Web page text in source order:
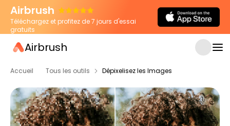
Airbrush
Téléchargez et profitez de 7 jours d'essai
gratuits
Airbrush
Accueil Tous les outils Dépixelisez les Images